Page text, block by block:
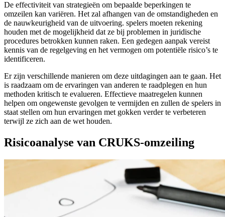
De effectiviteit van strategieën om bepaalde beperkingen te
omzeilen kan variëren. Het zal afhangen van de omstandigheden en
de nauwkeurigheid van de uitvoering. spelers moeten rekening
houden met de mogelijkheid dat ze bij problemen in juridische
procedures betrokken kunnen raken. Een gedegen aanpak vereist
kennis van de regelgeving en het vermogen om potentiële risico’s te
identificeren.
Er zijn verschillende manieren om deze uitdagingen aan te gaan. Het
is raadzaam om de ervaringen van anderen te raadplegen en hun
methoden kritisch te evalueren. Effectieve maatregelen kunnen
helpen om ongewenste gevolgen te vermijden en zullen de spelers in
staat stellen om hun ervaringen met gokken verder te verbeteren
terwijl ze zich aan de wet houden.
Risicoanalyse van CRUKS-omzeiling